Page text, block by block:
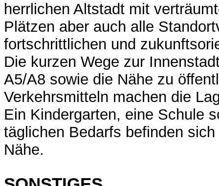
herrlichen Altstadt mit
Plätzen aber auch alle
fortschrittlichen und
Die kurzen Wege zur
A5/A8 sowie die Nähe zu
Verkehrsmitteln machen die
Ein Kindergarten, eine Schule
täglichen Bedarfs befinden
Nähe.